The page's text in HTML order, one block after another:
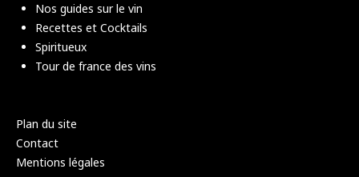
Nos guides sur le vin
Recettes et Cocktails
Spiritueux
Tour de france des vins
Plan du site
Contact
Mentions légales